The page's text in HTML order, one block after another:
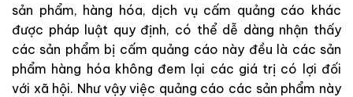
sản phẩm, hàng hóa, dịch vụ cấm quảng cáo khác
được pháp luật quy định, có thể dễ dàng nhận thấy
các sản phẩm bị cấm quảng cáo này đều là các sản
phẩm hàng hóa không đem lại các giá trị có lợi đối
với xã hội. Như vậy việc quảng cáo các sản phẩm này